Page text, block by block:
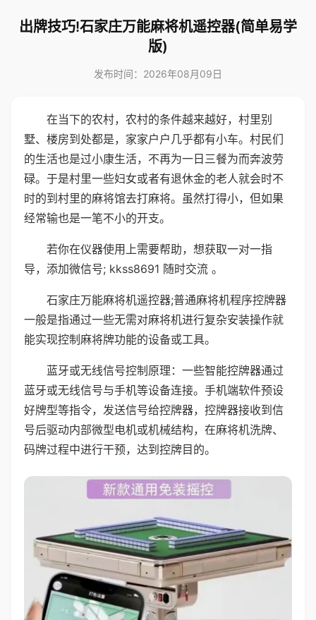
出牌技巧!石家庄万能麻将机遥控器(简单易学
版)
发布时间：2026年08月09日
在当下的农村，农村的条件越来越好，村里别
墅、楼房到处都是，家家户户几乎都有小车。村民们
的生活也是过小康生活，不再为一日三餐为而奔波劳
碌。于是村里一些妇女或者有退休金的老人就会时不
时的到村里的麻将馆去打麻将。虽然打得小，但如果
经常输也是一笔不小的开支。
若你在仪器使用上需要帮助，想获取一对一指
导，添加微信号; kkss8691 随时交流 。
石家庄万能麻将机遥控器;普通麻将机程序控牌器
一般是指通过一些无需对麻将机进行复杂安装操作就
能实现控制麻将牌功能的设备或工具。
蓝牙或无线信号控制原理：一些智能控牌器通过
蓝牙或无线信号与手机等设备连接。手机端软件预设
好牌型等指令，发送信号给控牌器，控牌器接收到信
号后驱动内部微型电机或机械结构，在麻将机洗牌、
码牌过程中进行干预，达到控牌目的。